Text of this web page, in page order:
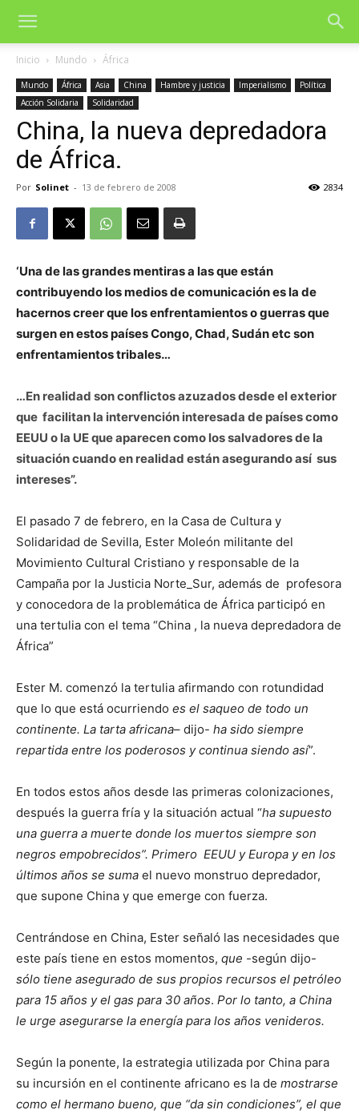
Inicio Mundo África
Mundo África Asia China Hambre y justicia Imperialismo
Política
Acción Solidaria
Solidaridad
China, la nueva depredadora
de África.
Por Solinet - 13 de febrero de 2008 2834
‘Una de las grandes mentiras a las que están
contribuyendo los medios de comunicación es la de
hacernos creer que los enfrentamientos o guerras que
surgen en estos países Congo, Chad, Sudán etc son
enfrentamientos tribales…
…En realidad son conflictos azuzados desde el exterior
que facilitan la intervención interesada de países como
EEUU o la UE que aparecen como los salvadores de la
situación cuando en realidad están asegurando así sus
intereses”.
El pasado 7 de febrero, en la Casa de Cultura y
Solidaridad de Sevilla, Ester Moleón militante del
Movimiento Cultural Cristiano y responsable de la
Campaña por la Justicia Norte_Sur, además de profesora
y conocedora de la problemática de África participó en
una tertulia con el tema “China , la nueva depredadora de
África”
Ester M. comenzó la tertulia afirmando con rotundidad
que lo que está ocurriendo es el saqueo de todo un
continente. La tarta africana– dijo- ha sido siempre
repartida entre los poderosos y continua siendo así”.
En todos estos años desde las primeras colonizaciones,
después la guerra fría y la situación actual “ha supuesto
una guerra a muerte donde los muertos siempre son
negros empobrecidos”. Primero EEUU y Europa y en los
últimos años se suma el nuevo monstruo depredador,
que supone China y que emerge con fuerza.
Centrándose en China, Ester señaló las necesidades que
este país tiene en estos momentos, que -según dijo-
sólo tiene asegurado de sus propios recursos el petróleo
para 15 años y el gas para 30 años. Por lo tanto, a China
le urge asegurarse la energía para los años venideros.
Según la ponente, la estrategia utilizada por China para
su incursión en el continente africano es la de mostrarse
como el hermano bueno, que “da sin condiciones”, el que